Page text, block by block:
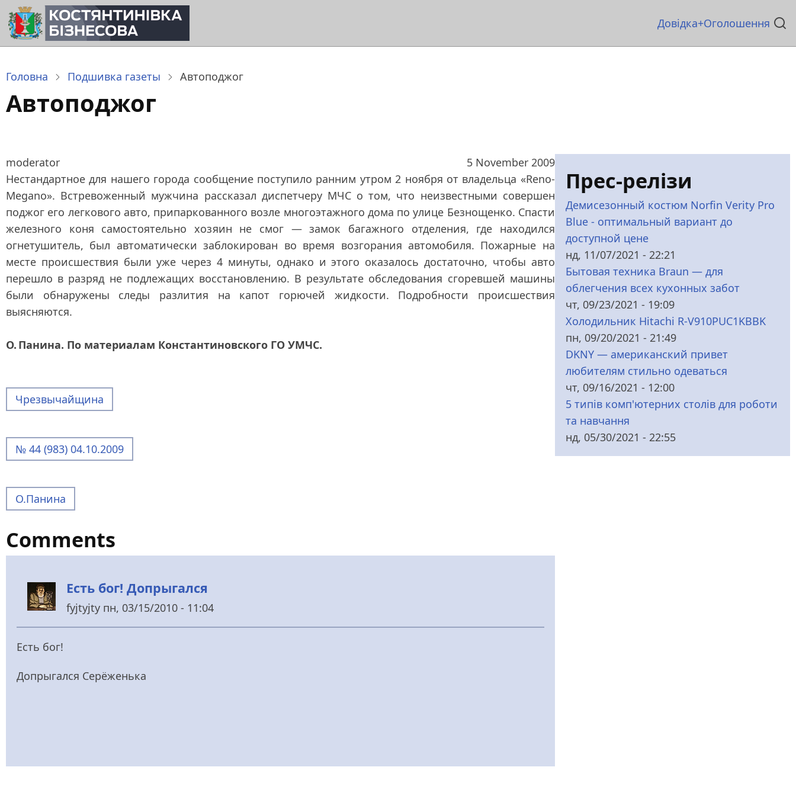
Перейти
до
основного
Основна
Довідка Оголошення
Головна Подшивка газеты Автоподжог
Автоподжог
moderator
5 November 2009
Нестандартное для нашего города сообщение поступило ранним утром 2 ноября от владельца «Reno-
Megano». Встревоженный мужчина рассказал диспетчеру МЧС о том, что неизвестными совершен
поджог его легкового авто, припаркованного возле многоэтажного дома по улице Безнощенко. Спасти
железного коня самостоятельно хозяин не смог — замок багажного отделения, где находился
огнетушитель, был автоматически заблокирован во время возгорания автомобиля. Пожарные на
месте происшествия были уже через 4 минуты, однако и этого оказалось достаточно, чтобы авто
перешло в разряд не подлежащих восстановлению. В результате обследования сгоревшей машины
были обнаружены следы разлития на капот горючей жидкости. Подробности происшествия
выясняются.
О. Панина. По материалам Константиновского ГО УМЧС.
Чрезвычайщина
№ 44 (983) 04.10.2009
О.Панина
Comments
Есть бог! Допрыгался
fyjtyjty пн, 03/15/2010 - 11:04
Есть бог!
Допрыгался Серёженька
Прес-релізи
Демисезонный костюм Norfin Verity Pro
Blue - оптимальный вариант до
доступной цене
нд, 11/07/2021 - 22:21
Бытовая техника Braun — для
облегчения всех кухонных забот
чт, 09/23/2021 - 19:09
Холодильник Hitachi R-V910PUC1KBBK
пн, 09/20/2021 - 21:49
DKNY — американский привет
любителям стильно одеваться
чт, 09/16/2021 - 12:00
5 типів комп'ютерних столів для роботи
та навчання
нд, 05/30/2021 - 22:55